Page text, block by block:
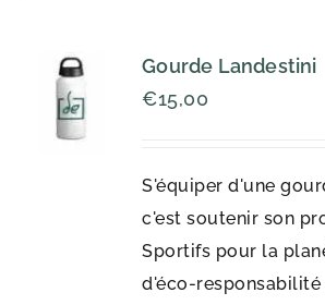
Gourde Landestini
€15,00
S'équiper d'une
c'est soutenir son
Sportifs pour la
d'éco-